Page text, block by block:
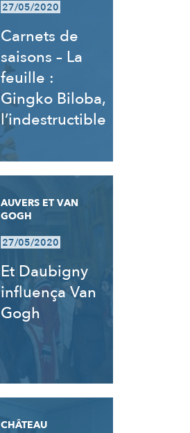
27/05/2020
Carnets de
saisons – La
feuille :
Gingko Biloba,
l’indestructible
AUVERS ET VAN
GOGH
27/05/2020
Et Daubigny
influença Van
Gogh
CHÂTEAU